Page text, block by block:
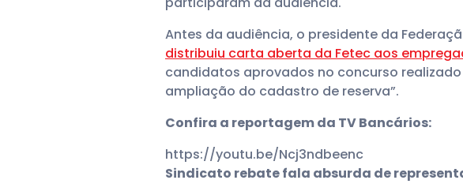
Antes da audiência, o presidente da
distribuiu carta aberta da Fetec aos
candidatos aprovados no concurso
ampliação do cadastro de reserva”.
Confira a reportagem da TV Bancários:
https://youtu.be/Ncj3ndbeenc
Sindicato rebate fala absurda de